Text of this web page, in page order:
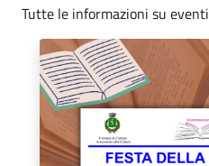
Tutte le informazioni su eventi